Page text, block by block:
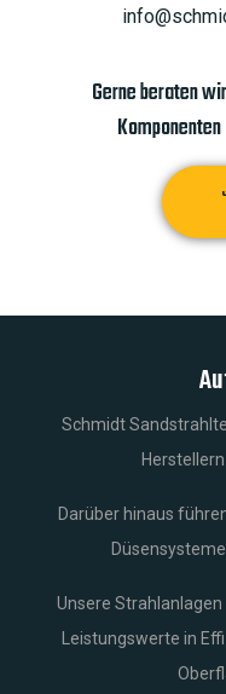
Gerne beraten
Schmidt
Darüber hinaus
Unsere
Leistungswerte in